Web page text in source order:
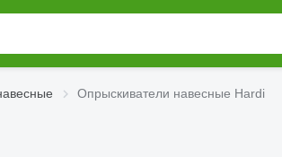
Опрыскиватели навесные Hardi